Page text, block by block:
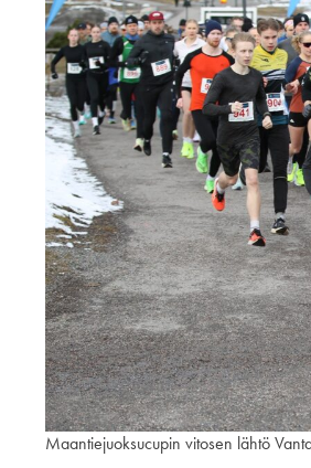
Maantiejuoksucupin vitosen lähtö